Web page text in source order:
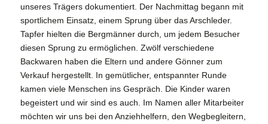
unseres Trägers dokumentiert. Der Nachmittag begann mit
sportlichem Einsatz, einem Sprung über das Arschleder.
Tapfer hielten die Bergmänner durch, um jedem Besucher
diesen Sprung zu ermöglichen. Zwölf verschiedene
Backwaren haben die Eltern und andere Gönner zum
Verkauf hergestellt. In gemütlicher, entspannter Runde
kamen viele Menschen ins Gespräch. Die Kinder waren
begeistert und wir sind es auch. Im Namen aller Mitarbeiter
möchten wir uns bei den Anziehhelfern, den Wegbegleitern,